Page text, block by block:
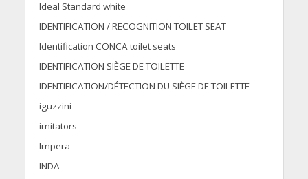
Ideal Standard white
IDENTIFICATION / RECOGNITION TOILET SEAT
Identification CONCA toilet seats
IDENTIFICATION SIÈGE DE TOILETTE
IDENTIFICATION/DÉTECTION DU SIÈGE DE TOILETTE
iguzzini
imitators
Impera
INDA